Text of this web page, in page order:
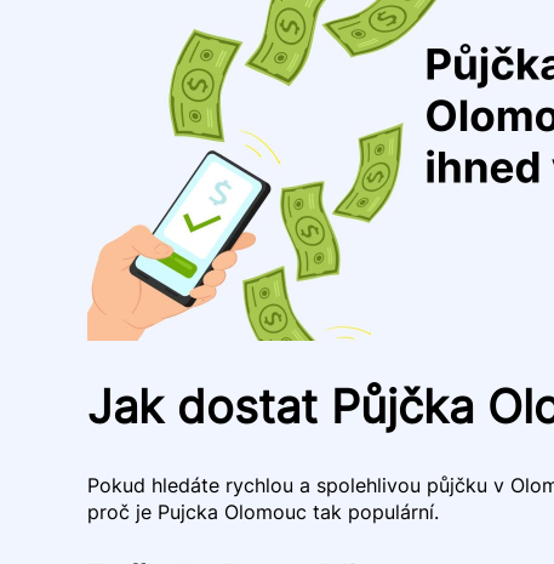
Jak dostat Půjčka
Pokud hledáte rychlou a spolehlivou půjčku v
proč je Pujcka Olomouc tak populární.